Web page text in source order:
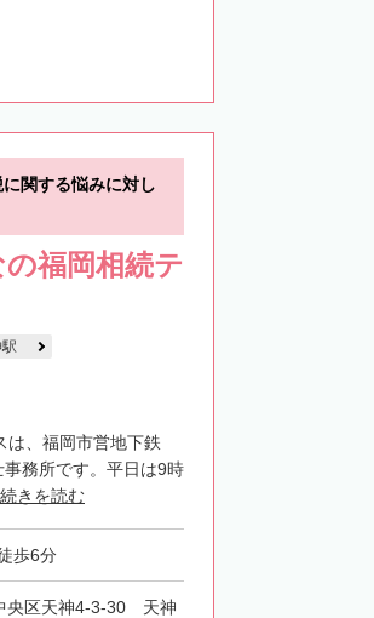
関する悩みに対し
福岡相続テ
は、福岡市営地下鉄
事務所です。平日は9時
続きを読む
歩6分
央区天神4-3-30 天神